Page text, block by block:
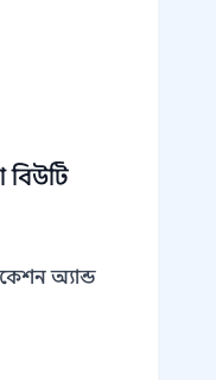
অ্যান্ড